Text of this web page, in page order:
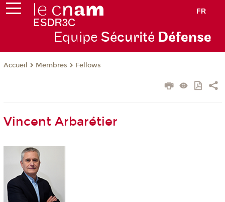
FR
Equipe Sécurité Défense
Accueil Membres Fellows
Vincent Arbarétier